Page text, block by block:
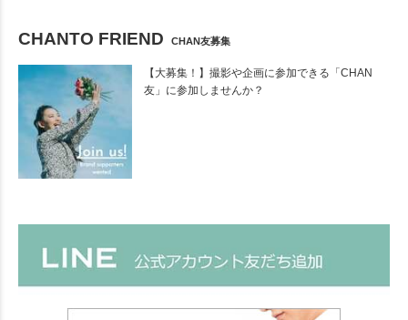
CHANTO FRIEND CHAN友募集
【大募集！】撮影や企画に参加できる「CHAN
友」に参加しませんか？